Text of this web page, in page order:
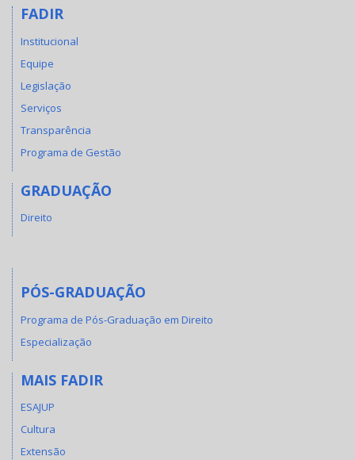
FADIR
Institucional
Equipe
Legislação
Serviços
Transparência
Programa de Gestão
GRADUAÇÃO
Direito
PÓS-GRADUAÇÃO
Programa de Pós-Graduação em Direito
Especialização
MAIS FADIR
ESAJUP
Cultura
Extensão